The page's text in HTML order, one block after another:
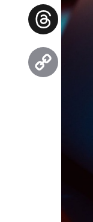
Facebook
Threads